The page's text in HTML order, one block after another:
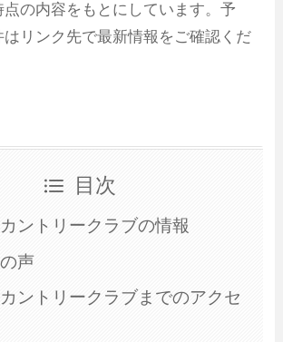
の内容をもとにしています。予
リンク先で最新情報をご確認くだ
目次
ントリークラブの情報
声
ントリークラブまでのアクセ